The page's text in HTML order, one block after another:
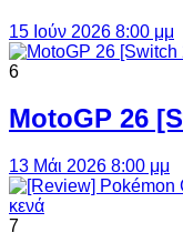
15 Ιούν 2026 8:00 μμ
6
MotoGP 26
13 Μάι 2026 8:00 μμ
7